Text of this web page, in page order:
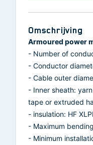
Omschrijving
Armoured power
- Number of
- Conductor
- Cable outer
- Inner sheath:
tape or extruded
- insulation: HF
- Maximum
- Minimum